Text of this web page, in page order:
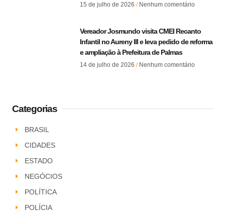
15 de julho de 2026 Nenhum comentário
Vereador Josmundo visita CMEI Recanto
Infantil no Aureny III e leva pedido de reforma
e ampliação à Prefeitura de Palmas
14 de julho de 2026 Nenhum comentário
Categorias
BRASIL
CIDADES
ESTADO
NEGÓCIOS
POLÍTICA
POLÍCIA